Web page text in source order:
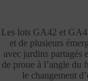
Les lots GA42 et
et de plusieurs
avec jardins
de proue à l’angle du
le changement